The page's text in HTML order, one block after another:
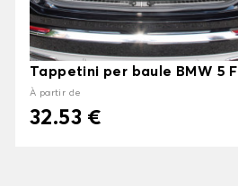
Tappetini per baule BMW 5
À partir de
32.53 €